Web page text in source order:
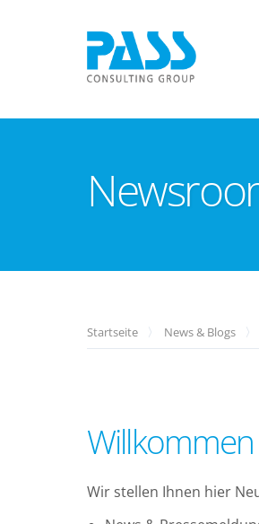
Startseite News & Blogs
Wir stellen Ihnen hier